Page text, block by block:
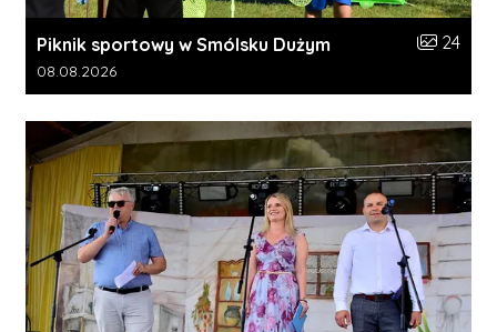
Piknik sportowy w Smólsku Dużym Liczba
24
Data dodania galerii:
08.08.2026